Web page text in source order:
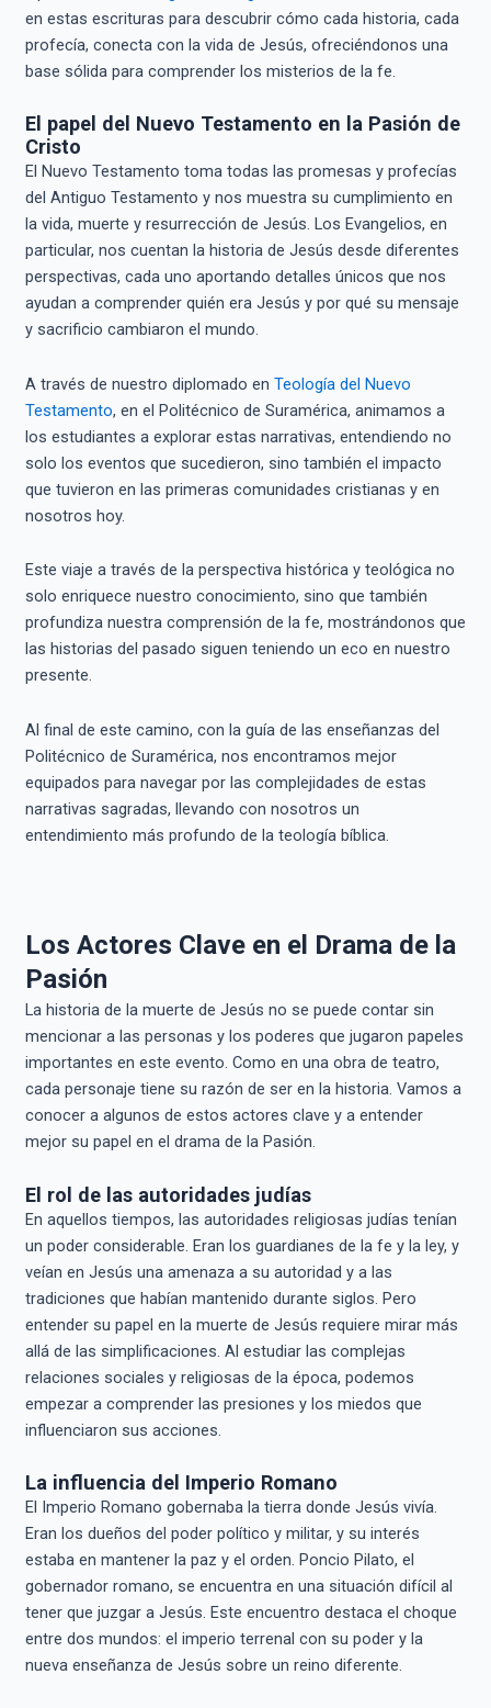
en estas escrituras para descubrir cómo cada historia, cada
profecía, conecta con la vida de Jesús, ofreciéndonos una
base sólida para comprender los misterios de la fe.
El papel del Nuevo Testamento en la Pasión de
Cristo
El Nuevo Testamento toma todas las promesas y profecías
del Antiguo Testamento y nos muestra su cumplimiento en
la vida, muerte y resurrección de Jesús. Los Evangelios, en
particular, nos cuentan la historia de Jesús desde diferentes
perspectivas, cada uno aportando detalles únicos que nos
ayudan a comprender quién era Jesús y por qué su mensaje
y sacrificio cambiaron el mundo.
A través de nuestro diplomado en Teología del Nuevo
Testamento, en el Politécnico de Suramérica, animamos a
los estudiantes a explorar estas narrativas, entendiendo no
solo los eventos que sucedieron, sino también el impacto
que tuvieron en las primeras comunidades cristianas y en
nosotros hoy.
Este viaje a través de la perspectiva histórica y teológica no
solo enriquece nuestro conocimiento, sino que también
profundiza nuestra comprensión de la fe, mostrándonos que
las historias del pasado siguen teniendo un eco en nuestro
presente.
Al final de este camino, con la guía de las enseñanzas del
Politécnico de Suramérica, nos encontramos mejor
equipados para navegar por las complejidades de estas
narrativas sagradas, llevando con nosotros un
entendimiento más profundo de la teología bíblica.
Los Actores Clave en el Drama de la
Pasión
La historia de la muerte de Jesús no se puede contar sin
mencionar a las personas y los poderes que jugaron papeles
importantes en este evento. Como en una obra de teatro,
cada personaje tiene su razón de ser en la historia. Vamos a
conocer a algunos de estos actores clave y a entender
mejor su papel en el drama de la Pasión.
El rol de las autoridades judías
En aquellos tiempos, las autoridades religiosas judías tenían
un poder considerable. Eran los guardianes de la fe y la ley, y
veían en Jesús una amenaza a su autoridad y a las
tradiciones que habían mantenido durante siglos. Pero
entender su papel en la muerte de Jesús requiere mirar más
allá de las simplificaciones. Al estudiar las complejas
relaciones sociales y religiosas de la época, podemos
empezar a comprender las presiones y los miedos que
influenciaron sus acciones.
La influencia del Imperio Romano
El Imperio Romano gobernaba la tierra donde Jesús vivía.
Eran los dueños del poder político y militar, y su interés
estaba en mantener la paz y el orden. Poncio Pilato, el
gobernador romano, se encuentra en una situación difícil al
tener que juzgar a Jesús. Este encuentro destaca el choque
entre dos mundos: el imperio terrenal con su poder y la
nueva enseñanza de Jesús sobre un reino diferente.